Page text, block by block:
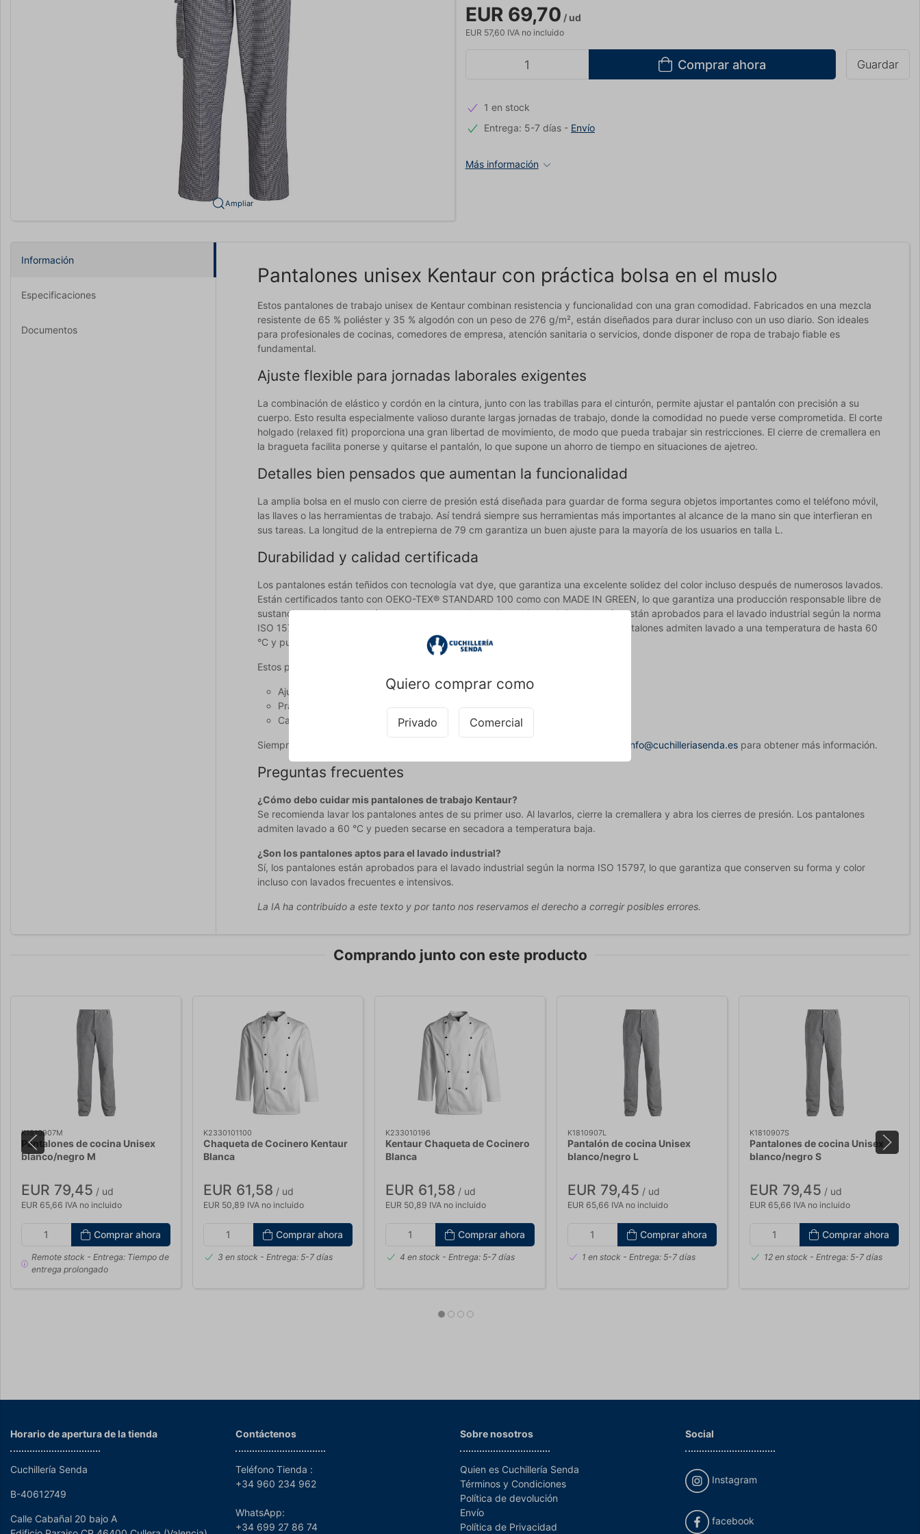
Quiero comprar como
Privado Comercial
Ampliar
EUR 69,70 / ud
EUR 57,60 IVA no incluido
Comprar ahora Guardar
1 en stock
Entrega: 5-7 días - Envío
Más información
Información
Especificaciones
Documentos
Pantalones unisex Kentaur con práctica bolsa en el muslo
Estos pantalones de trabajo unisex de Kentaur combinan resistencia y funcionalidad con una gran comodidad. Fabricados en una mezcla
resistente de 65 % poliéster y 35 % algodón con un peso de 276 g/m², están diseñados para durar incluso con un uso diario. Son ideales
para profesionales de cocinas, comedores de empresa, atención sanitaria o servicios, donde disponer de ropa de trabajo fiable es
fundamental.
Ajuste flexible para jornadas laborales exigentes
La combinación de elástico y cordón en la cintura, junto con las trabillas para el cinturón, permite ajustar el pantalón con precisión a su
cuerpo. Esto resulta especialmente valioso durante largas jornadas de trabajo, donde la comodidad no puede verse comprometida. El corte
holgado (relaxed fit) proporciona una gran libertad de movimiento, de modo que pueda trabajar sin restricciones. El cierre de cremallera en
la bragueta facilita ponerse y quitarse el pantalón, lo que supone un ahorro de tiempo en situaciones de ajetreo.
Detalles bien pensados que aumentan la funcionalidad
La amplia bolsa en el muslo con cierre de presión está diseñada para guardar de forma segura objetos importantes como el teléfono móvil,
las llaves o las herramientas de trabajo. Así tendrá siempre sus herramientas más importantes al alcance de la mano sin que interfieran en
sus tareas. La longitud de la entrepierna de 79 cm garantiza un buen ajuste para la mayoría de los usuarios en talla L.
Durabilidad y calidad certificada
Los pantalones están teñidos con tecnología vat dye, que garantiza una excelente solidez del color incluso después de numerosos lavados.
Están certificados tanto con OEKO-TEX® STANDARD 100 como con MADE IN GREEN, lo que garantiza una producción responsable libre de
sustancias nocivas. Además, cuentan con el sello medioambiental Grüner Knopf y están aprobados para el lavado industrial según la norma
ISO 15797, lo que los hace especialmente adecuados para uso profesional. Los pantalones admiten lavado a una temperatura de hasta 60
°C y pueden secarse en secadora a temperatura baja.
Estos pantalones Kentaur le ofrecen:
Ajuste óptimo con cintura regulable y corte holgado
Práctica bolsa en el muslo para guardar con seguridad los objetos personales
Calidad duradera certificada para uso profesional y lavado industrial
Siempre puede ponerse en contacto con nuestro servicio de atención al cliente en info@cuchilleriasenda.es para obtener más información.
Preguntas frecuentes
¿Cómo debo cuidar mis pantalones de trabajo Kentaur?
Se recomienda lavar los pantalones antes de su primer uso. Al lavarlos, cierre la cremallera y abra los cierres de presión. Los pantalones
admiten lavado a 60 °C y pueden secarse en secadora a temperatura baja.
¿Son los pantalones aptos para el lavado industrial?
Sí, los pantalones están aprobados para el lavado industrial según la norma ISO 15797, lo que garantiza que conserven su forma y color
incluso con lavados frecuentes e intensivos.
La IA ha contribuido a este texto y por tanto nos reservamos el derecho a corregir posibles errores.
Comprando junto con este producto
K1810907M
Pantalones de cocina Unisex
blanco/negro M
EUR 79,45 / ud
EUR 65,66 IVA no incluido
Comprar ahora
Remote stock - Entrega: Tiempo de
entrega prolongado
K2330101100
Chaqueta de Cocinero Kentaur
Blanca
EUR 61,58 / ud
EUR 50,89 IVA no incluido
Comprar ahora
3 en stock - Entrega: 5-7 días
K233010196
Kentaur Chaqueta de Cocinero
Blanca
EUR 61,58 / ud
EUR 50,89 IVA no incluido
Comprar ahora
4 en stock - Entrega: 5-7 días
K1810907L
Pantalón de cocina Unisex
blanco/negro L
EUR 79,45 / ud
EUR 65,66 IVA no incluido
Comprar ahora
1 en stock - Entrega: 5-7 días
K1810907S
Pantalones de cocina Unisex
blanco/negro S
EUR 79,45 / ud
EUR 65,66 IVA no incluido
Comprar ahora
12 en stock - Entrega: 5-7 días
Horario de apertura de la tienda
Cuchillería Senda
B-40612749
Calle Cabañal 20 bajo A
Contáctenos
Teléfono Tienda :
+34 960 234 962
WhatsApp:
+34 699 27 86 74
Sobre nosotros
Quien es Cuchillería Senda
Términos y Condiciones
Política de devolución
Envío
Política de Privacidad
Social
Instagram
facebook